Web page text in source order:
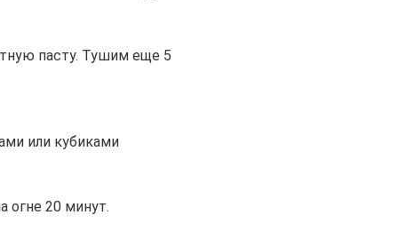
пасту. Тушим еще 5
или кубиками
огне 20 минут.